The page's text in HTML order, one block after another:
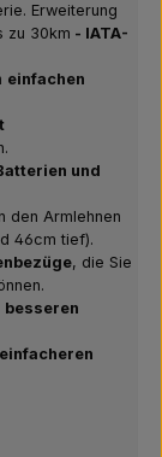
Erweiterung
zu 30km - IATA-
einfachen
und
den Armlehnen
46cm tief).
, die Sie
besseren
einfacheren